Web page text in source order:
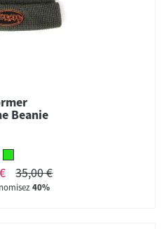
Beanie
35,00 €
40%